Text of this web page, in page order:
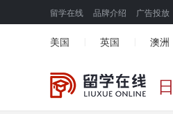
留学在线 品牌介绍 广告投放
美国 英国 澳洲